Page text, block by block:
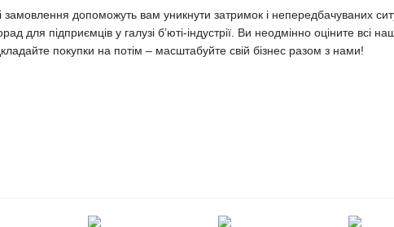
допоможуть вам уникнути затримок і непередбачуваних
для підприємців у галузі б’юті-індустрії. Ви неодмінно оціните всі
покупки на потім – масштабуйте свій бізнес разом з нами!